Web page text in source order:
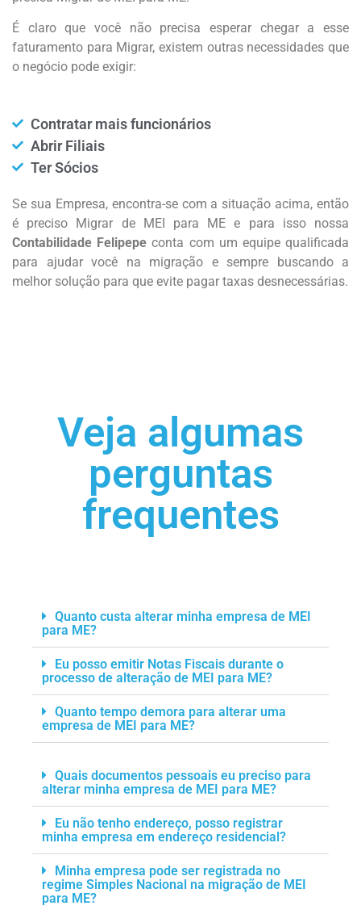
É claro que você não precisa esperar chegar a esse
faturamento para Migrar, existem outras necessidades que
o negócio pode exigir:
Contratar mais funcionários
Abrir Filiais
Ter Sócios
Se sua Empresa, encontra-se com a situação acima, então
é preciso Migrar de MEI para ME e para isso nossa
Contabilidade Felipepeconta com um equipe qualificada
para ajudar você na migração e sempre buscando a
melhor solução para que evite pagar taxas desnecessárias.
Veja algumas
perguntas
frequentes
Quanto custa alterar minha empresa de MEI
para ME?
Eu posso emitir Notas Fiscais durante o
processo de alteração de MEI para ME?
Quanto tempo demora para alterar uma
empresa de MEI para ME?
Quais documentos pessoais eu preciso para
alterar minha empresa de MEI para ME?
Eu não tenho endereço, posso registrar
minha empresa em endereço residencial?
Minha empresa pode ser registrada no
regime Simples Nacional na migração de MEI
para ME?